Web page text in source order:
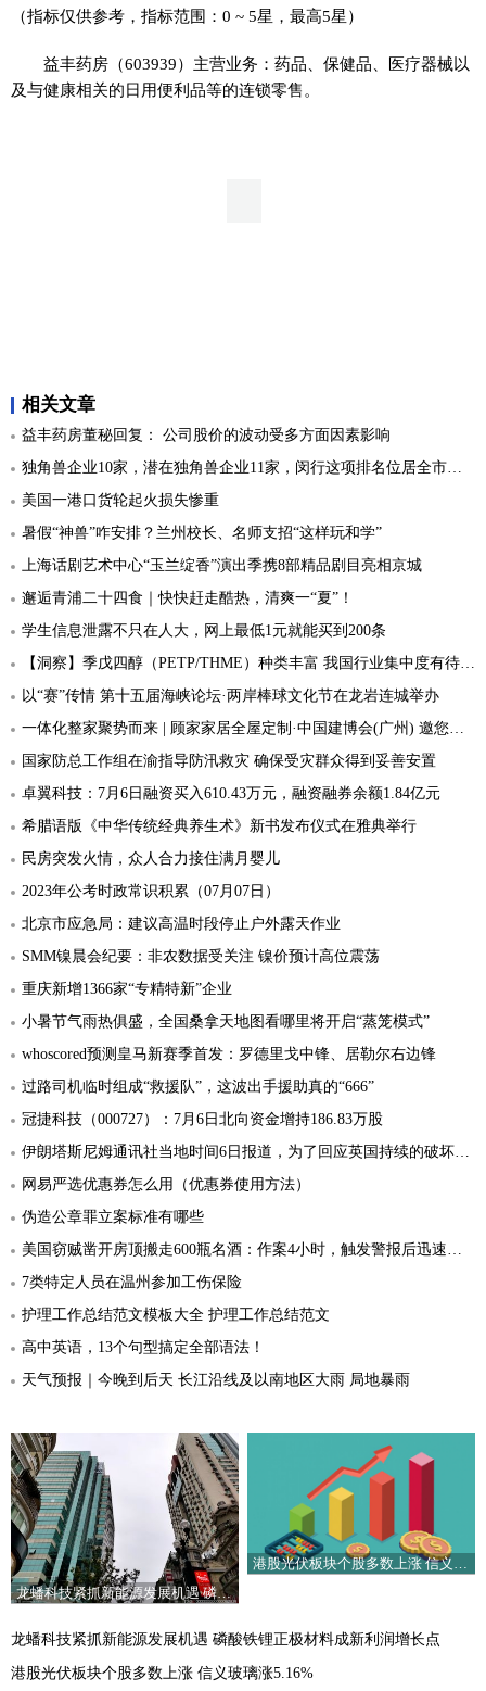
（指标仅供参考，指标范围：0 ~ 5星，最高5星）
益丰药房（603939）主营业务：药品、保健品、医疗器械以
及与健康相关的日用便利品等的连锁零售。
相关文章
益丰药房董秘回复： 公司股价的波动受多方面因素影响
独角兽企业10家，潜在独角兽企业11家，闵行这项排名位居全市第二
美国一港口货轮起火损失惨重
暑假“神兽”咋安排？兰州校长、名师支招“这样玩和学”
上海话剧艺术中心“玉兰绽香”演出季携8部精品剧目亮相京城
邂逅青浦二十四食｜快快赶走酷热，清爽一“夏”！
学生信息泄露不只在人大，网上最低1元就能买到200条
【洞察】季戊四醇（PETP/THME）种类丰富 我国行业集中度有待提升
以“赛”传情 第十五届海峡论坛·两岸棒球文化节在龙岩连城举办
一体化整家聚势而来 | 顾家家居全屋定制·中国建博会(广州) 邀您共鉴年度新品
国家防总工作组在渝指导防汛救灾 确保受灾群众得到妥善安置
卓翼科技：7月6日融资买入610.43万元，融资融券余额1.84亿元
希腊语版《中华传统经典养生术》新书发布仪式在雅典举行
民房突发火情，众人合力接住满月婴儿
2023年公考时政常识积累（07月07日）
北京市应急局：建议高温时段停止户外露天作业
SMM镍晨会纪要：非农数据受关注 镍价预计高位震荡
重庆新增1366家“专精特新”企业
小暑节气雨热俱盛，全国桑拿天地图看哪里将开启“蒸笼模式”
whoscored预测皇马新赛季首发：罗德里戈中锋、居勒尔右边锋
过路司机临时组成“救援队”，这波出手援助真的“666”
冠捷科技（000727）：7月6日北向资金增持186.83万股
伊朗塔斯尼姆通讯社当地时间6日报道，为了回应英国持续的破坏性、干涉主义行动和言论，当天伊朗外交部西欧地区负责人传唤英国驻伊朗临时代办
网易严选优惠券怎么用（优惠券使用方法）
伪造公章罪立案标准有哪些
美国窃贼凿开房顶搬走600瓶名酒：作案4小时，触发警报后迅速逃离
7类特定人员在温州参加工伤保险
护理工作总结范文模板大全 护理工作总结范文
高中英语，13个句型搞定全部语法！
天气预报｜今晚到后天 长江沿线及以南地区大雨 局地暴雨
龙蟠科技紧抓新能源发展机遇 磷酸铁锂正极材料成新利润增长点
港股光伏板块个股多数上涨 信义玻璃涨5.16%
龙蟠科技紧抓新能源发展机遇 磷酸铁锂正极材料成新利润增长点
港股光伏板块个股多数上涨 信义玻璃涨5.16%